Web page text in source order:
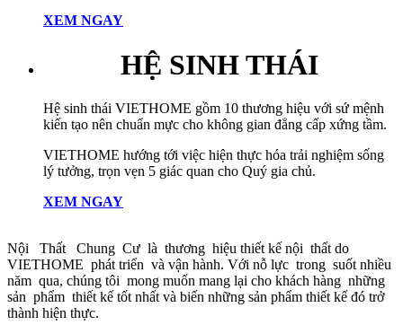
XEM NGAY
HỆ SINH THÁI
Hệ sinh thái VIETHOME gồm 10 thương hiệu với sứ mệnh
kiến tạo nên chuẩn mực cho không gian đẳng cấp xứng tầm.
VIETHOME hướng tới việc hiện thực hóa trải nghiệm sống
lý tưởng, trọn vẹn 5 giác quan cho Quý gia chủ.
XEM NGAY
Nội Thất Chung Cư là thương hiệu thiết kế nội thất do
VIETHOME phát triển và vận hành. Với nỗ lực trong suốt nhiều
năm qua, chúng tôi mong muốn mang lại cho khách hàng những
sản phẩm thiết kế tốt nhất và biến những sản phẩm thiết kế đó trở
thành hiện thực.